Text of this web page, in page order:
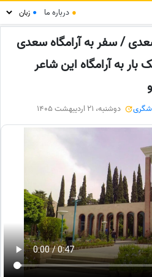
● درباره ما ●
/ سفر به آرامگاه سعدی
بار به آرامگاه این شاعر
دوشنبه، 21 اردیبهشت 1405